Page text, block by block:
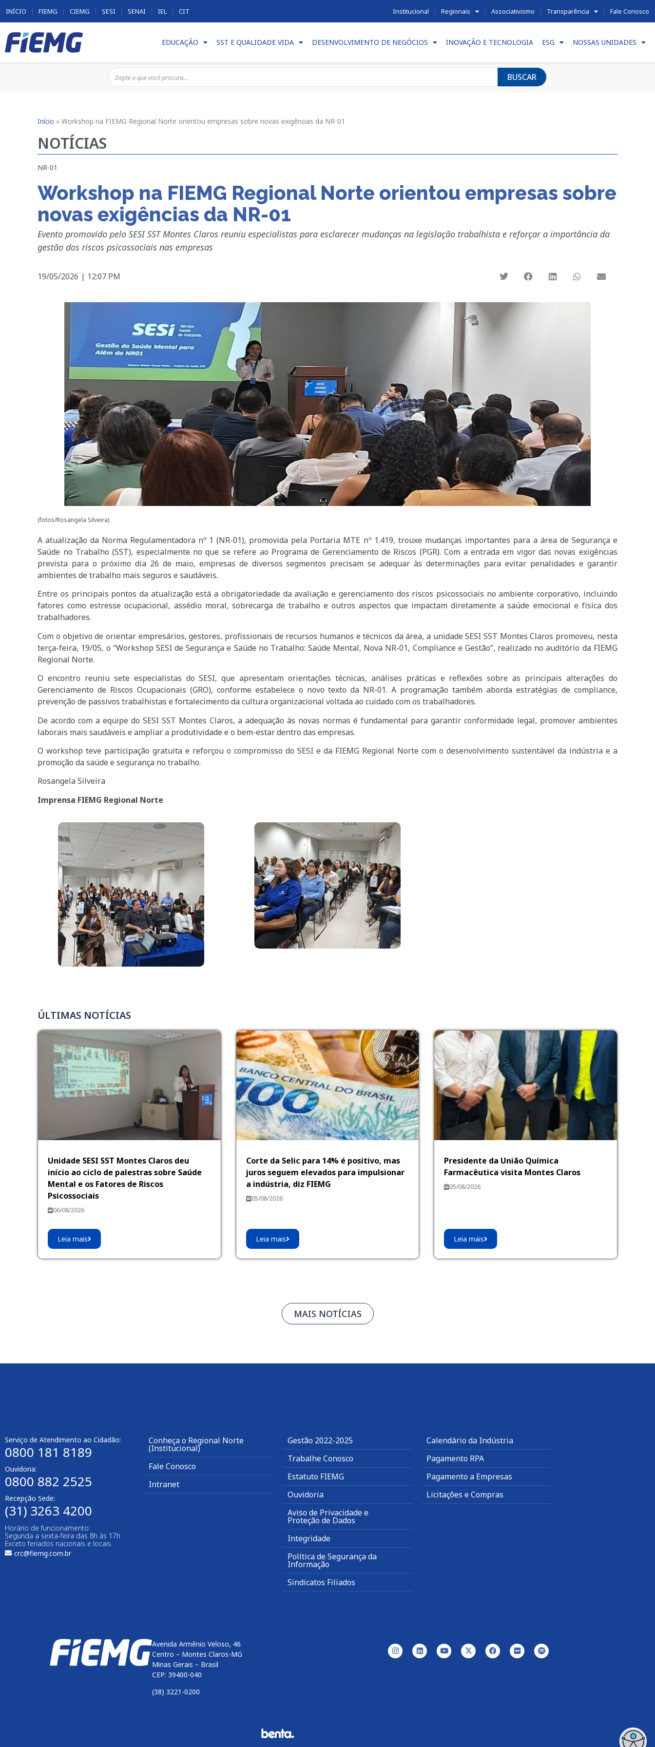
INÍCIO FIEMG CIEMG SESI SENAI IEL CIT Institucional Regionais Associativismo Transparência Fale Conosco
EDUCAÇÃO SST E QUALIDADE VIDA DESENVOLVIMENTO DE NEGÓCIOS INOVAÇÃO E TECNOLOGIA ESG NOSSAS UNIDADES
BUSCAR
Início »Workshop na FIEMG Regional Norte orientou empresas sobre novas exigências da NR-01
NOTÍCIAS
NR-01
Workshop na FIEMG Regional Norte orientou empresas sobre
novas exigências da NR-01
Evento promovido pelo SESI SST Montes Claros reuniu especialistas para esclarecer mudanças na legislação trabalhista e reforçar a importância da
gestão dos riscos psicossociais nas empresas
19/05/2026 | 12:07 PM
(fotos/Rosangela Silveira)
A atualização da Norma Regulamentadora nº 1 (NR-01), promovida pela Portaria MTE nº 1.419, trouxe mudanças importantes para a área de Segurança e
Saúde no Trabalho (SST), especialmente no que se refere ao Programa de Gerenciamento de Riscos (PGR). Com a entrada em vigor das novas exigências
prevista para o próximo dia 26 de maio, empresas de diversos segmentos precisam se adequar às determinações para evitar penalidades e garantir
ambientes de trabalho mais seguros e saudáveis.
Entre os principais pontos da atualização está a obrigatoriedade da avaliação e gerenciamento dos riscos psicossociais no ambiente corporativo, incluindo
fatores como estresse ocupacional, assédio moral, sobrecarga de trabalho e outros aspectos que impactam diretamente a saúde emocional e física dos
trabalhadores.
Com o objetivo de orientar empresários, gestores, profissionais de recursos humanos e técnicos da área, a unidade SESI SST Montes Claros promoveu, nesta
terça-feira, 19/05, o “Workshop SESI de Segurança e Saúde no Trabalho: Saúde Mental, Nova NR-01, Compliance e Gestão”, realizado no auditório da FIEMG
Regional Norte.
O encontro reuniu sete especialistas do SESI, que apresentam orientações técnicas, análises práticas e reflexões sobre as principais alterações do
Gerenciamento de Riscos Ocupacionais (GRO), conforme estabelece o novo texto da NR-01. A programação também aborda estratégias de compliance,
prevenção de passivos trabalhistas e fortalecimento da cultura organizacional voltada ao cuidado com os trabalhadores.
De acordo com a equipe do SESI SST Montes Claros, a adequação às novas normas é fundamental para garantir conformidade legal, promover ambientes
laborais mais saudáveis e ampliar a produtividade e o bem-estar dentro das empresas.
O workshop teve participação gratuita e reforçou o compromisso do SESI e da FIEMG Regional Norte com o desenvolvimento sustentável da indústria e a
promoção da saúde e segurança no trabalho.
Rosangela Silveira
Imprensa FIEMG Regional Norte
ÚLTIMAS NOTÍCIAS
Unidade SESI SST Montes Claros deu
início ao ciclo de palestras sobre Saúde
Mental e os Fatores de Riscos
Psicossociais
06/08/2026
Leia mais
Corte da Selic para 14% é positivo, mas
juros seguem elevados para impulsionar
a indústria, diz FIEMG
05/08/2026
Leia mais
Presidente da União Química
Farmacêutica visita Montes Claros
05/08/2026
Leia mais
MAIS NOTÍCIAS
Serviço de Atendimento ao Cidadão:
0800 181 8189
Ouvidoria:
0800 882 2525
Recepção Sede:
(31) 3263 4200
Horário de funcionamento:
Segunda a sexta-feira das 8h às 17h
Exceto feriados nacionais e locais.
crc@fiemg.com.br
Conheça o Regional Norte
(Institucional)
Fale Conosco
Intranet
Gestão 2022-2025
Trabalhe Conosco
Estatuto FIEMG
Ouvidoria
Aviso de Privacidade e
Proteção de Dados
Integridade
Política de Segurança da
Informação
Sindicatos Filiados
Calendário da Indústria
Pagamento RPA
Pagamento a Empresas
Licitações e Compras
Avenida Armênio Veloso, 46
Centro – Montes Claros-MG
Minas Gerais – Brasil
CEP: 39400-040
(38) 3221-0200
btn-04